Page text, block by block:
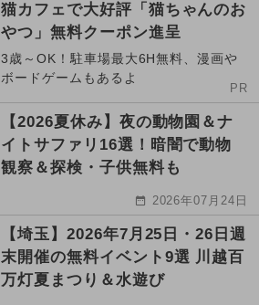
猫カフェで大好評「猫ちゃんのお
やつ」無料クーポン進呈
3歳～OK！駐車場最大6H無料、漫画や
ボードゲームもあるよ
PR
【2026夏休み】夜の動物園＆ナ
イトサファリ16選！暗闇で動物
観察＆探検・子供無料も
2026年07月24日
【埼玉】2026年7月25日・26日週
末開催の無料イベント9選 川越百
万灯夏まつり＆水遊び